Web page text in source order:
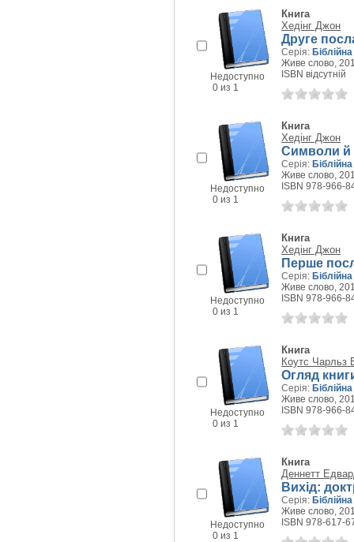
Недоступно
0 из 1
Книга
Хедінг Джон
Друге
Серія:
Живе слово,
ISBN відсутній
Недоступно
0 из 1
Книга
Хедінг Джон
Символи й
Серія:
Живе слово,
ISBN 978-966-
Недоступно
0 из 1
Книга
Хедінг Джон
Перше
Серія:
Живе слово,
ISBN 978-966-
Недоступно
0 из 1
Книга
Коутс Чарльз
Огляд
Серія:
Живе слово,
ISBN 978-966-
Недоступно
0 из 1
Книга
Деннетт
Вихід:
Серія:
Живе слово,
ISBN 978-617-